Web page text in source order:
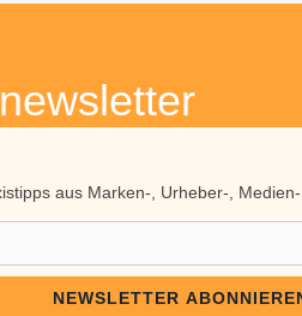
aus Marken-, Urheber-,
NEWSLETTER